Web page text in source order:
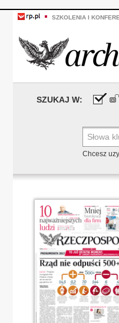
SZKOLENIA I
SZUKAJ W:
Chcesz